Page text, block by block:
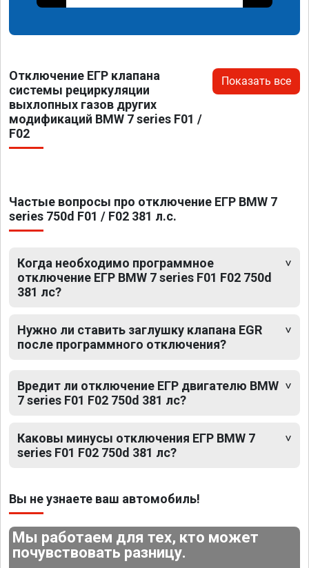
Отключение ЕГР клапана
системы рециркуляции
выхлопных газов других
модификаций BMW 7 series F01 /
F02
Показать все
Частые вопросы про отключение ЕГР BMW 7
series 750d F01 / F02 381 л.с.
Когда необходимо программное
отключение ЕГР BMW 7 series F01 F02 750d
381 лс?
Нужно ли ставить заглушку клапана EGR
после программного отключения?
Вредит ли отключение ЕГР двигателю BMW
7 series F01 F02 750d 381 лс?
Каковы минусы отключения ЕГР BMW 7
series F01 F02 750d 381 лс?
Вы не узнаете ваш автомобиль!
Мы работаем для тех, кто может
почувствовать разницу.